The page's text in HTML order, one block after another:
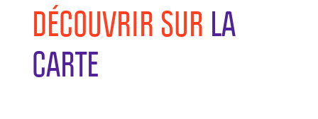
DÉCOUVRIR SUR LA
CARTE